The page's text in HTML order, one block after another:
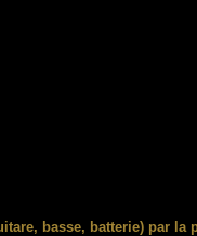
basse, batterie) par